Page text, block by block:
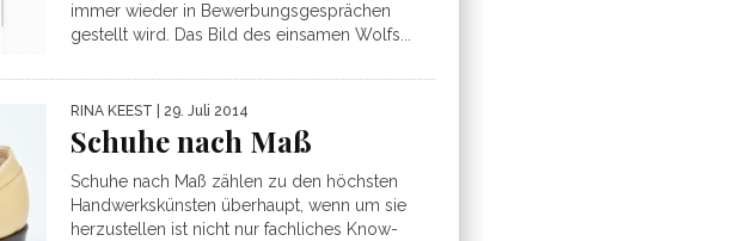
immer wieder in Bewerbungsgesprächen
gestellt wird. Das Bild des einsamen Wolfs...
RINA KEEST | 29. Juli 2014
Schuhe nach Maß
Schuhe nach Maß zählen zu den höchsten
Handwerkskünsten überhaupt, wenn um sie
herzustellen ist nicht nur fachliches Know-